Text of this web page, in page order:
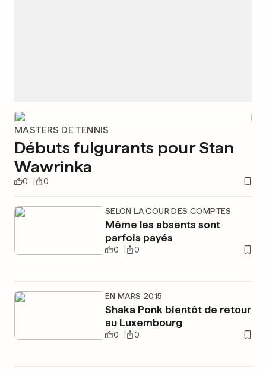
MASTERS DE TENNIS
Débuts fulgurants pour Stan
Wawrinka
0 0
SELON LA COUR DES COMPTES
Même les absents sont
parfois payés
0 0
EN MARS 2015
Shaka Ponk bientôt de retour
au Luxembourg
0 0